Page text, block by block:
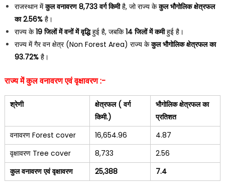
राजस्थान मेंकुल वनावरण8,733वर्ग किमीहै, जो राज्य केकुल भौगोलिक क्षेत्रफल
का2.56%है।
राज्य के19जिलों में वनों में वृद्धिहुई है, जबकि14जिलों में कमीहुई है।
राज्य में गैर वन क्षेत्र (Non Forest Area) राज्य केकुल भौगोलिक क्षेत्रफल का
93.72%है।
राज्य में कुल वनावरण एवं वृक्षावरण :-
श्रेणी
क्षेत्रफल ( वर्ग
किमी.)
भौगोलिक क्षेत्रफल का
प्रतिशत
वनावरण Forest cover
16,654.96
4.87
वृक्षावरण Tree cover
8,733
2.56
कुल वनावरण एवं वृक्षावरण
25,388 7.4